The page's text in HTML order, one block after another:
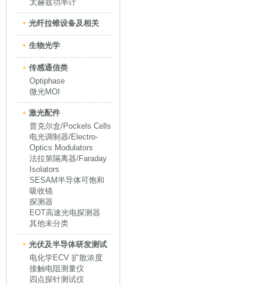
太赫兹功率计
光纤拉锥设备及相关
生物光学
传感通信类
Optiphase
微光MOI
激光配件
普克尔盒/Pockels Cells
电光调制器/Electro-
Optics Modulators
法拉第隔离器/Faraday
Isolators
SESAM半导体可饱和
吸收镜
探测器
EOT高速光电探测器
其他未分类
光伏及半导体研发测试
电化学ECV 扩散浓度
接触电阻测量仪
四点探针测试仪